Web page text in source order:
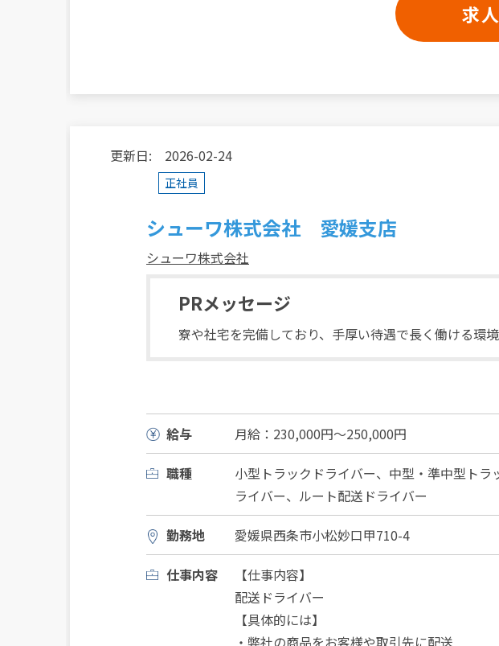
求
更新日: 2026-02-24
正社員
シューワ株式会社 愛媛支店
シューワ株式会社
PRメッセージ
寮や社宅を完備しており、手厚い待遇で長く働ける環
給与 月給：230,000円〜250,000円
職種
小型トラックドライバー、中型・準中型トラ
ライバー、ルート配送ドライバー
勤務地 愛媛県西条市小松妙口甲710-4
仕事内容
【仕事内容】
配送ドライバー
【具体的には】
・弊社の商品をお客様や取引先に配送